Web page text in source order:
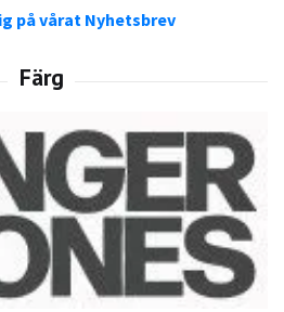
på vårat Nyhetsbrev